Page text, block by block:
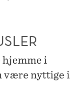
i
være nyttige i